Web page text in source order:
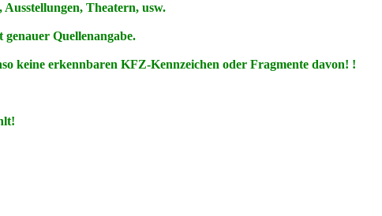
Theatern, usw.
Quellenangabe.
keine erkennbaren KFZ-Kennzeichen oder Fragmente davon! !